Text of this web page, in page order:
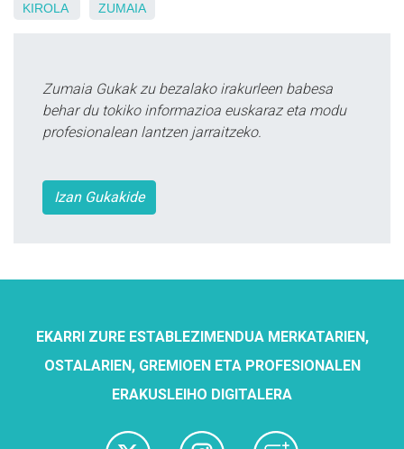
KIROLA ZUMAIA
Zumaia Gukak zu bezalako irakurleen babesa
behar du tokiko informazioa euskaraz eta modu
profesionalean lantzen jarraitzeko.
Izan Gukakide
EKARRI ZURE ESTABLEZIMENDUA MERKATARIEN,
OSTALARIEN, GREMIOEN ETA PROFESIONALEN
ERAKUSLEIHO DIGITALERA